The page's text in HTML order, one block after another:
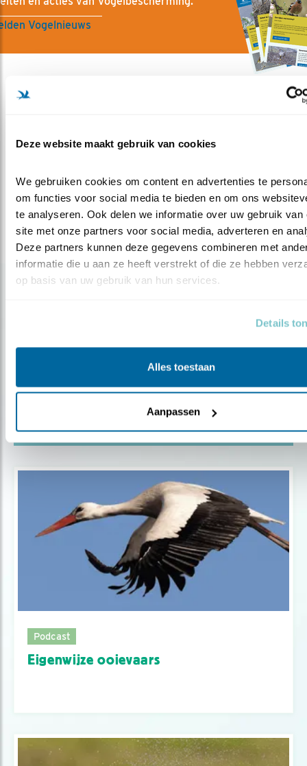
Deze website maakt gebruik van cookies
We gebruiken cookies om content en advertenties te
om functies voor social media te bieden en om ons
te analyseren. Ook delen we informatie over uw gebruik van
site met onze partners voor social media, adverteren en
Deze partners kunnen deze gegevens combineren met
informatie die u aan ze heeft verstrekt of die ze hebben
op basis van uw gebruik van hun services.
Details
Alles toestaan
Aanpassen
Vogelnieuws
vrijwilliger ooievaar zuidholland
Deel dit bericht
Gerelateerde items
Podcast
Eigenwijze ooievaars